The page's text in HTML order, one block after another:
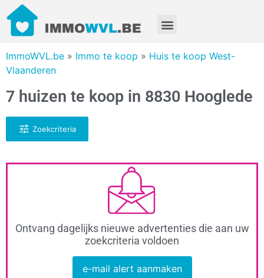
ImmoWVL.be » Immo te koop » Huis te koop West-
Vlaanderen
7 huizen te koop in 8830 Hooglede
Zoekcriteria
Ontvang dagelijks nieuwe advertenties die aan uw
zoekcriteria voldoen
e-mail alert aanmaken